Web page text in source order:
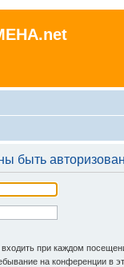
быть
при каждом
на конференции в